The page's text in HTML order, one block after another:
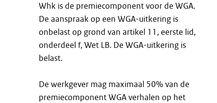
Whk is de premiecomponent voor de WGA.
De aanspraak op een WGA-uitkering is
onbelast op grond van artikel 11, eerste lid,
onderdeel f, Wet LB. De WGA-uitkering is
belast.
De werkgever mag maximaal 50% van de
premiecomponent WGA verhalen op het